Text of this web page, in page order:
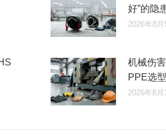
好”的隐
2026年8月
机械伤
PPE选
2026年8月